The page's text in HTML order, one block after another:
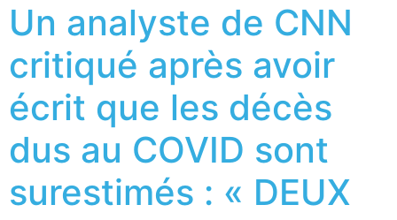
Un analyste de CNN
critiqué après avoir
écrit que les décès
dus au COVID sont
surestimés : « DEUX